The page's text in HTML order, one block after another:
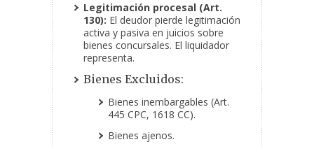
Legitimación procesal (Art.
130): El deudor pierde legitimación
activa y pasiva en juicios sobre
bienes concursales. El liquidador
representa.
Bienes Excluidos:
Bienes inembargables (Art.
445 CPC, 1618 CC).
Bienes ajenos.